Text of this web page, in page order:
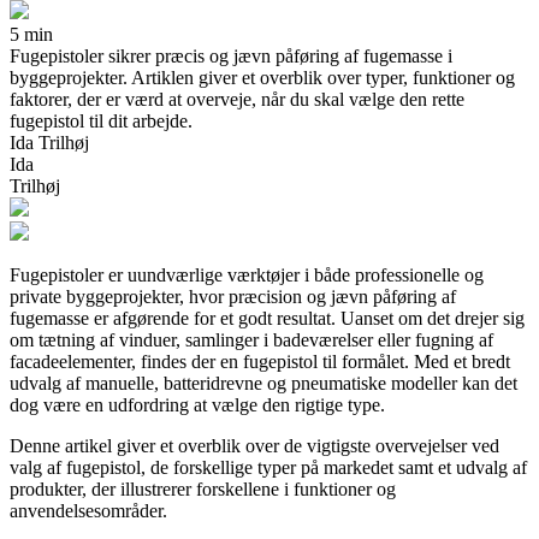
5 min
Fugepistoler sikrer præcis og jævn påføring af fugemasse i
byggeprojekter. Artiklen giver et overblik over typer, funktioner og
faktorer, der er værd at overveje, når du skal vælge den rette
fugepistol til dit arbejde.
Ida Trilhøj
Ida
Trilhøj
Fugepistoler er uundværlige værktøjer i både professionelle og
private byggeprojekter, hvor præcision og jævn påføring af
fugemasse er afgørende for et godt resultat. Uanset om det drejer sig
om tætning af vinduer, samlinger i badeværelser eller fugning af
facadeelementer, findes der en fugepistol til formålet. Med et bredt
udvalg af manuelle, batteridrevne og pneumatiske modeller kan det
dog være en udfordring at vælge den rigtige type.
Denne artikel giver et overblik over de vigtigste overvejelser ved
valg af fugepistol, de forskellige typer på markedet samt et udvalg af
produkter, der illustrerer forskellene i funktioner og
anvendelsesområder.